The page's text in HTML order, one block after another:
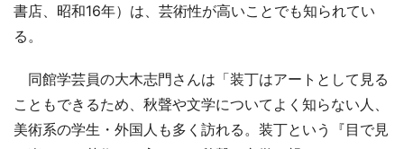
書店、昭和16年）は、芸術性が高いことでも知られてい
る。
同館学芸員の大木志門さんは「装丁はアートとして見る
こともできるため、秋聲や文学についてよく知らない人、
美術系の学生・外国人も多く訪れる。装丁という『目で見